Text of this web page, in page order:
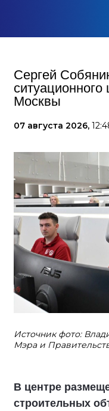
Сергей
Москвы
07 августа 2026,
Источник фото:
Мэра и
В центре
строительных